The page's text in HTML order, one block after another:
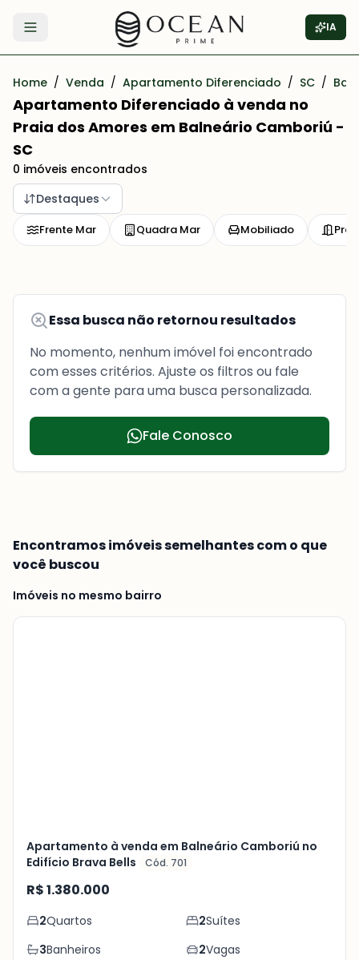
Abrir menu IA
Home / Venda / Apartamento Diferenciado / SC /
Apartamento Diferenciado à venda no
Praia dos Amores em Balneário Camboriú -
SC
0 imóveis encontrados
Destaques
Frente Mar Quadra Mar Mobiliado
Essa busca não retornou resultados
No momento, nenhum imóvel foi encontrado
com esses critérios. Ajuste os filtros ou fale
com a gente para uma busca personalizada.
Fale Conosco
Encontramos imóveis semelhantes com o que
você buscou
Imóveis no mesmo bairro
Apartamento à venda em Balneário Camboriú no
Edifício Brava Bells
Cód. 701
R$ 1.380.000
2Quartos 2Suítes
3Banheiros 2Vagas